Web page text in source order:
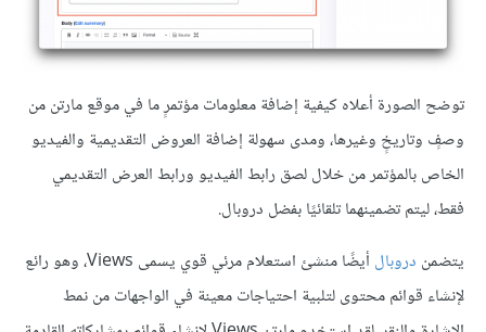
توضح الصورة أعلاه كيفية إضافة معلومات مؤتمرٍ ما في موقع مارتن من
وصفٍ وتاريخٍ وغيرها، ومدى سهولة إضافة العروض التقديمية والفيديو
الخاص بالمؤتمر من خلال لصق رابط الفيديو ورابط العرض التقديمي
فقط، ليتم تضمينهما تلقائيًا بفضل دروبال.
يتضمن دروبال
أيضًا منشئ استعلام مرئي قوي يسمى Views، وهو رائع
لإنشاء قوائم محتوى لتلبية احتياجات معينة في الواجهات من نمط